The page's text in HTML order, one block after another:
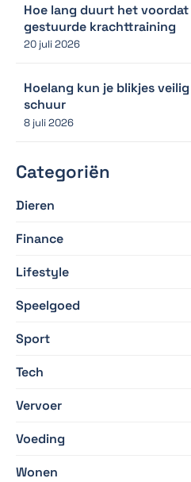
Hoe lang duurt het
gestuurde krachttraining
20 juli 2026
Hoelang kun je blikjes
schuur
8 juli 2026
Categoriën
Dieren
Finance
Lifestyle
Speelgoed
Sport
Tech
Vervoer
Voeding
Wonen